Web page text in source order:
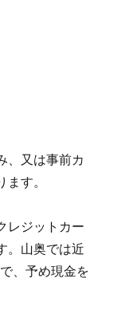
、又は事前カ
す。
レジットカー
。山奥では近
、予め現金を